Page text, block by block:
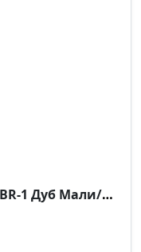
Yalta Брифинг-приставка LT.BR-1 Дуб Мали/Металл Серый 800*700*750